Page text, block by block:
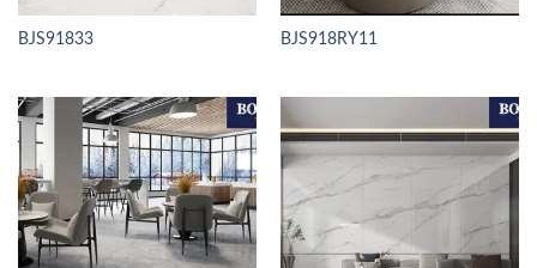
BJS91833 BJS918RY11